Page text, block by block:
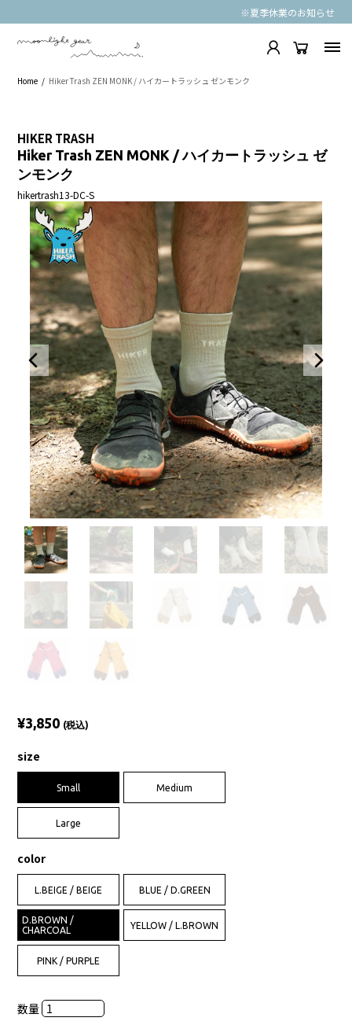
※夏季休業のお知らせ
Home Hiker Trash ZEN MONK / ハイカートラッシュ ゼンモンク
HIKER TRASH
Hiker Trash ZEN MONK / ハイカートラッシュ ゼ
ンモンク
hikertrash13-DC-S
YELLOW / L.BROWN
¥3,850 (税込)
size
Small Medium
Large
color
L.BEIGE / BEIGE BLUE / D.GREEN
D.BROWN /
CHARCOAL
YELLOW / L.BROWN
PINK / PURPLE
数量